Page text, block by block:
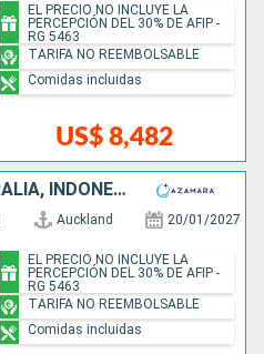
US$ 8,482
EL PRECIO NO INCLUYE LA
PERCEPCIÓN DEL 30% DE AFIP -
RG 5463
TARIFA NO REEMBOLSABLE
Comidas incluidas
NUEVA ZELANDA, AUSTRALIA, INDONESIA, SINGAPUR
Auckland 20/01/2027
EL PRECIO NO INCLUYE LA
PERCEPCIÓN DEL 30% DE AFIP -
RG 5463
TARIFA NO REEMBOLSABLE
Comidas incluidas